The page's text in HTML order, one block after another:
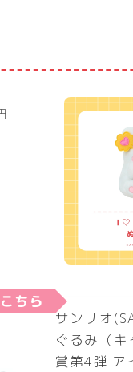
サンリオ
ぐるみ（キ
賞第4弾 ア
ちら